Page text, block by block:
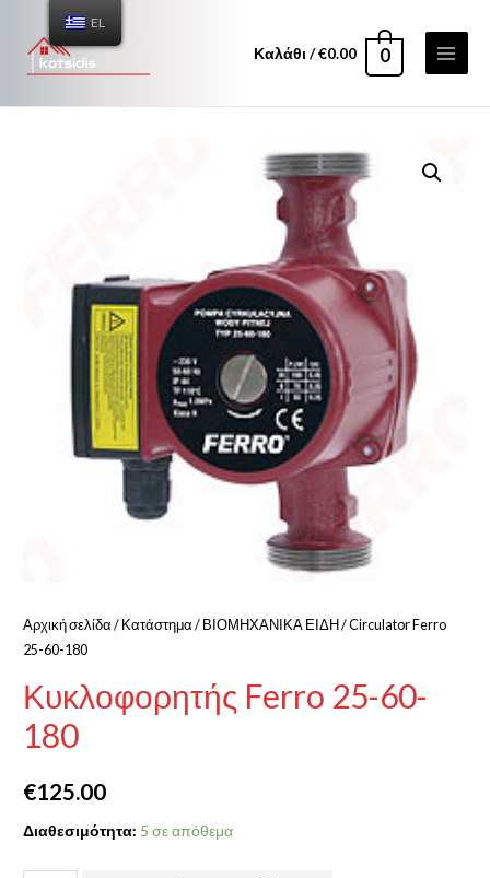
Καλάθι /€0.00 0
Αρχική σελίδα / Κατάστημα / ΒΙΟΜΗΧΑΝΙΚΑ ΕΙΔΗ/ Circulator Ferro
25-60-180
Κυκλοφορητής Ferro 25-60-
180
€125.00
Διαθεσιμότητα: 5 σε απόθεμα
EL